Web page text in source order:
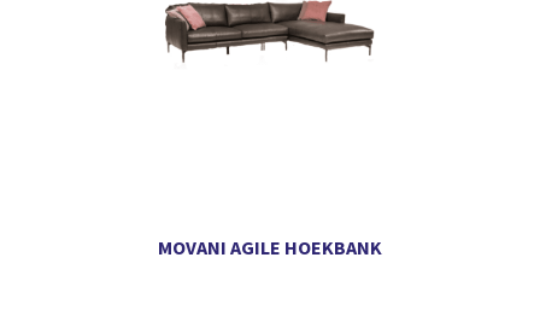
MOVANI AGILE HOEKBANK